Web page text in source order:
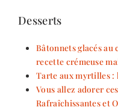
Desserts
Bâtonnets glacés
recette crémeuse
Tarte aux myrtilles :
Vous allez adorer
Rafraîchissantes et